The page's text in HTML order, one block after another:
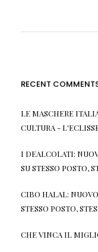
RECENT
LE MASCHERE
CULTURA -
I DEALCOLATI:
SUSTESSO POSTO,
CIBO HALAL:
STESSO POSTO,
CHE VINCA IL